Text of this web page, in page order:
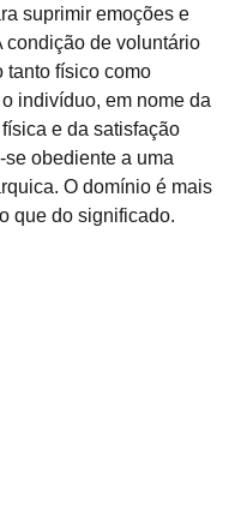
suprimir emoções e
condição de voluntário
tanto físico como
indivíduo, em nome da
e da satisfação
se obediente a uma
O domínio é mais
que do significado.